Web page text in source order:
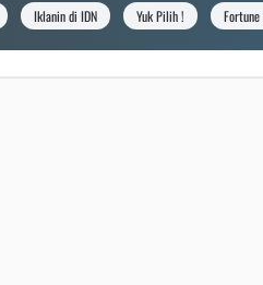
Iklanin di IDN Yuk Pilih !